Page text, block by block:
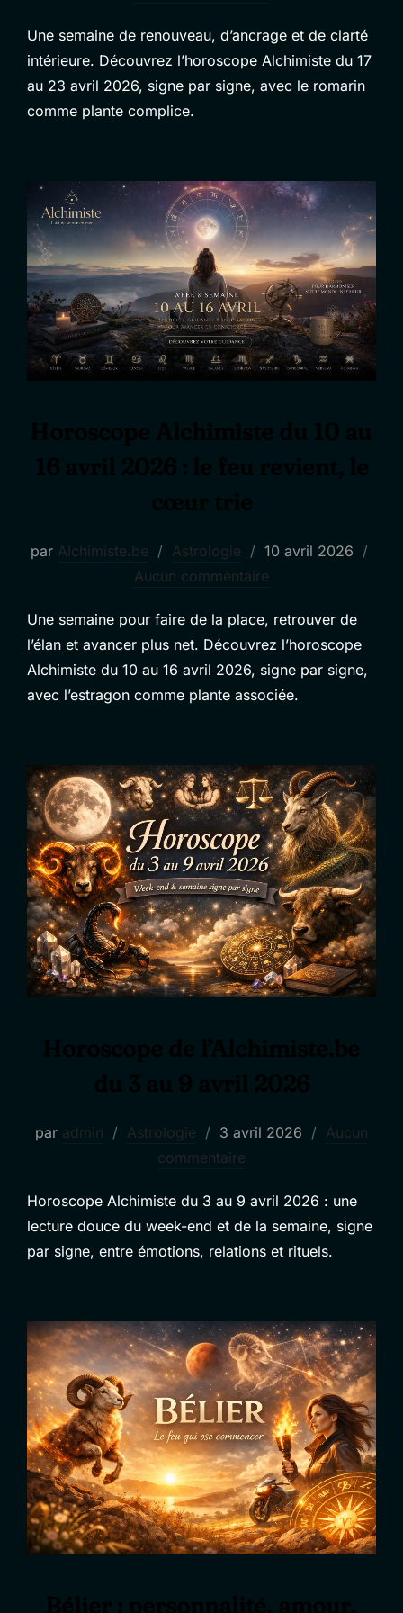
Une semaine de renouveau, d’ancrage et de clarté
intérieure. Découvrez l’horoscope Alchimiste du 17
au 23 avril 2026, signe par signe, avec le romarin
comme plante complice.
par Alchimiste.be Astrologie
Publié
le
10 avril 2026
Aucun commentaire
Une semaine pour faire de la place, retrouver de
l’élan et avancer plus net. Découvrez l’horoscope
Alchimiste du 10 au 16 avril 2026, signe par signe,
avec l’estragon comme plante associée.
par admin Astrologie
Publié
le
3 avril 2026
Aucun
commentaire
Horoscope Alchimiste du 3 au 9 avril 2026 : une
lecture douce du week-end et de la semaine, signe
par signe, entre émotions, relations et rituels.